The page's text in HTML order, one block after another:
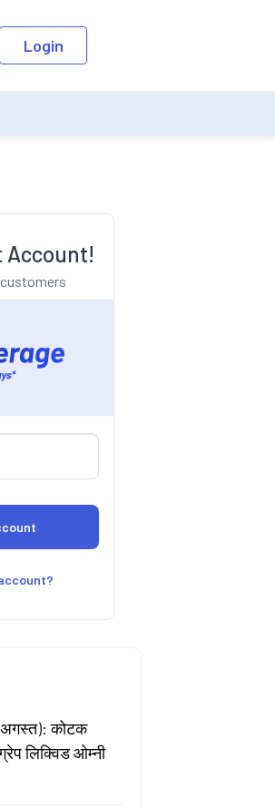
list will be updated as per the
Login
Account!
अगस्त): कोटक
लिक्विड ओम्नी